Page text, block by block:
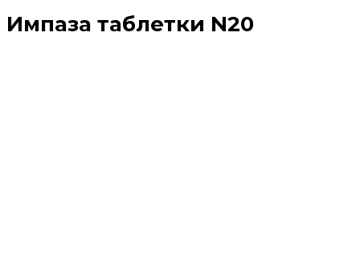
Импаза таблетки N20